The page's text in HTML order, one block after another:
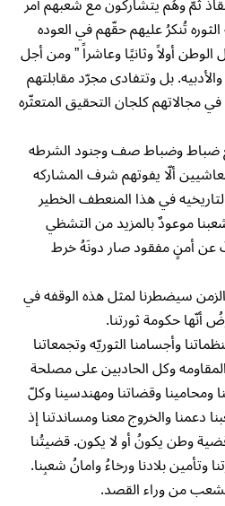
تُنكرُ عليهم حقّهم في العوده
أولاً وثانيًا وعاشراً ” ومن أجل
بل وتتفادى مجرّد مقابلتهم
في مجالاتهم كلجان التحقيق المتعثّره
ضباط وضباط صف وجنود الشرطه
ألّا يفوتهم شرف المشاركه
في هذا المنعطف الخطير
موعودٌ بالمزيد من التشظي
عن أمنٍ مفقود صار دونَهُ خرط
سيضطرنا لمثل هذه الوقفه في
حكومة ثورتنا.
وأجسامنا الثوريّه وتجمعاتنا
وكل الحادبين على مصلحة
ومحامينا وقضاتنا ومهندسينا وكلّ
دعمنا والخروج معنا ومساندتنا إذ
وطن يكونُ أو لا يكون. قضيتُنا
وتأمين بلادنا ورخاءُ وامانُ شعبِنا.
من وراء القصد.